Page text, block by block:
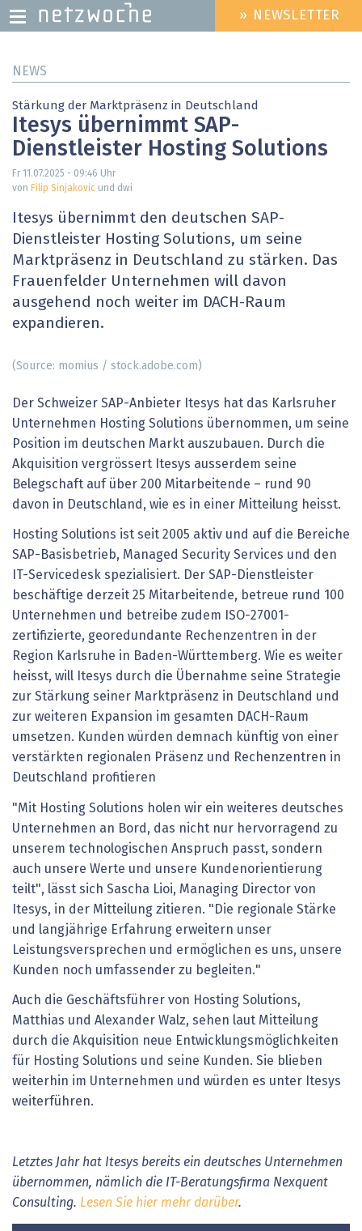
zum
HEADER
MENU
» NEWSLETTER
NEWS
Stärkung der Marktpräsenz in Deutschland
Itesys übernimmt SAP-
Dienstleister Hosting Solutions
Fr 11.07.2025 - 09:46 Uhr
von Filip Sinjakovic und dwi
Itesys übernimmt den deutschen SAP-
Dienstleister Hosting Solutions, um seine
Marktpräsenz in Deutschland zu stärken. Das
Frauenfelder Unternehmen will davon
ausgehend noch weiter im DACH-Raum
expandieren.
(Source: momius / stock.adobe.com)
Der Schweizer SAP-Anbieter Itesys hat das Karlsruher
Unternehmen Hosting Solutions übernommen, um seine
Position im deutschen Markt auszubauen. Durch die
Akquisition vergrössert Itesys ausserdem seine
Belegschaft auf über 200 Mitarbeitende – rund 90
davon in Deutschland, wie es in einer Mitteilung heisst.
Hosting Solutions ist seit 2005 aktiv und auf die Bereiche
SAP-Basisbetrieb, Managed Security Services und den
IT-Servicedesk spezialisiert. Der SAP-Dienstleister
beschäftige derzeit 25 Mitarbeitende, betreue rund 100
Unternehmen und betreibe zudem ISO-27001-
zertifizierte, georedundante Rechenzentren in der
Region Karlsruhe in Baden-Württemberg. Wie es weiter
heisst, will Itesys durch die Übernahme seine Strategie
zur Stärkung seiner Marktpräsenz in Deutschland und
zur weiteren Expansion im gesamten DACH-Raum
umsetzen. Kunden würden demnach künftig von einer
verstärkten regionalen Präsenz und Rechenzentren in
Deutschland profitieren
"Mit Hosting Solutions holen wir ein weiteres deutsches
Unternehmen an Bord, das nicht nur hervorragend zu
unserem technologischen Anspruch passt, sondern
auch unsere Werte und unsere Kundenorientierung
teilt", lässt sich Sascha Lioi, Managing Director von
Itesys, in der Mitteilung zitieren. "Die regionale Stärke
und langjährige Erfahrung erweitern unser
Leistungsversprechen und ermöglichen es uns, unsere
Kunden noch umfassender zu begleiten."
Auch die Geschäftsführer von Hosting Solutions,
Matthias und Alexander Walz, sehen laut Mitteilung
durch die Akquisition neue Entwicklungsmöglichkeiten
für Hosting Solutions und seine Kunden. Sie blieben
weiterhin im Unternehmen und würden es unter Itesys
weiterführen.
Letztes Jahr hat Itesys bereits ein deutsches Unternehmen
übernommen, nämlich die IT-Beratungsfirma Nexquent
Consulting. Lesen Sie hier mehr darüber.